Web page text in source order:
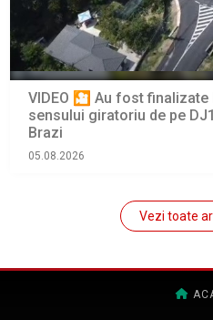
VIDEO 🎦 Au fost
sensului giratoriu de pe
Brazi
05.08.2026
Vezi toate